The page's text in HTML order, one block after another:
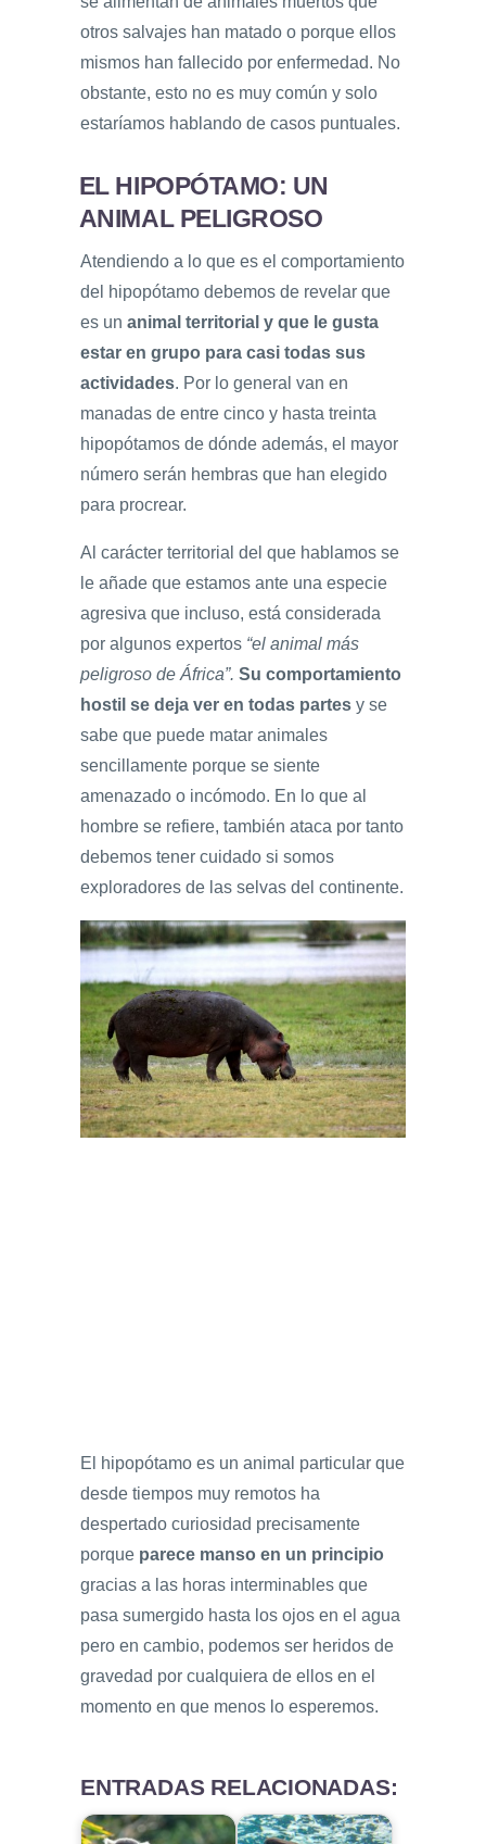
otros salvajes han matado o porque ellos
mismos han fallecido por enfermedad. No
obstante, esto no es muy común y solo
estaríamos hablando de casos puntuales.
EL HIPOPÓTAMO: UN
ANIMAL PELIGROSO
Atendiendo a lo que es el comportamiento
del hipopótamo debemos de revelar que
es un animal territorial y que le gusta
estar en grupo para casi todas sus
actividades. Por lo general van en
manadas de entre cinco y hasta treinta
hipopótamos de dónde además, el mayor
número serán hembras que han elegido
para procrear.
Al carácter territorial del que hablamos se
le añade que estamos ante una especie
agresiva que incluso, está considerada
por algunos expertos “el animal más
peligroso de África”. Su comportamiento
hostil se deja ver en todas partes y se
sabe que puede matar animales
sencillamente porque se siente
amenazado o incómodo. En lo que al
hombre se refiere, también ataca por tanto
debemos tener cuidado si somos
exploradores de las selvas del continente.
El hipopótamo es un animal particular que
desde tiempos muy remotos ha
despertado curiosidad precisamente
porque parece manso en un principio
gracias a las horas interminables que
pasa sumergido hasta los ojos en el agua
pero en cambio, podemos ser heridos de
gravedad por cualquiera de ellos en el
momento en que menos lo esperemos.
ENTRADAS RELACIONADAS: